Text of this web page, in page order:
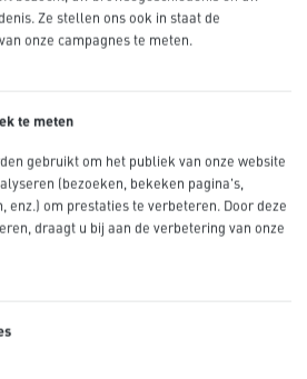
Ze stellen ons ook in staat de
onze campagnes te meten.
te meten
gebruikt om het publiek van onze website
(bezoeken, bekeken pagina's,
enz.) om prestaties te verbeteren. Door deze
draagt u bij aan de verbetering van onze